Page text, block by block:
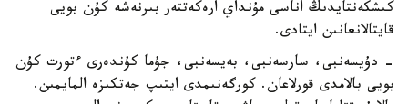
كىشكەنتايدىڭ اناسى مۇنداي ارەكەتتەر بىرنەشە كۇن بويى
قايتالانعانىن ايتادى.
- دۇيسەنبى، سارسەنبى، بەيسەنبى، جۇما كۇندەرى ءتورت كۇن
بويى بالامدى قورلاعان. كورگەنىمدى ايتىپ جەتكىزە المايمىن.